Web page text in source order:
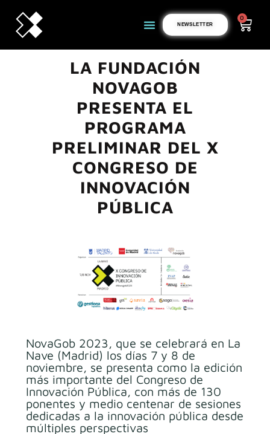
NEWSLETTER
0
LA FUNDACIÓN
NOVAGOB
PRESENTA EL
PROGRAMA
PRELIMINAR DEL X
CONGRESO DE
INNOVACIÓN
PÚBLICA
NovaGob 2023, que se celebrará en La
Nave (Madrid) los días 7 y 8 de
noviembre, se presenta como la edición
más importante del Congreso de
Innovación Pública, con más de 130
ponentes y medio centenar de sesiones
dedicadas a la innovación pública desde
múltiples perspectivas